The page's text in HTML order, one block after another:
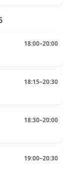
18:00–20:00
18:15–20:30
18:30–20:00
19:00–20:30